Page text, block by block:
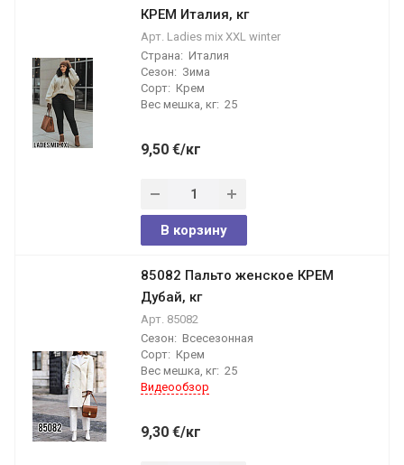
КРЕМ Италия, кг
Арт. Ladies mix XXL winter
Страна: Италия
Сезон: Зима
Сорт: Крем
Вес мешка, кг: 25
9,50 €/кг
В корзину
85082 Пальто женское КРЕМ
Дубай, кг
Арт. 85082
Сезон: Всесезонная
Сорт: Крем
Вес мешка, кг: 25
Видеообзор
9,30 €/кг